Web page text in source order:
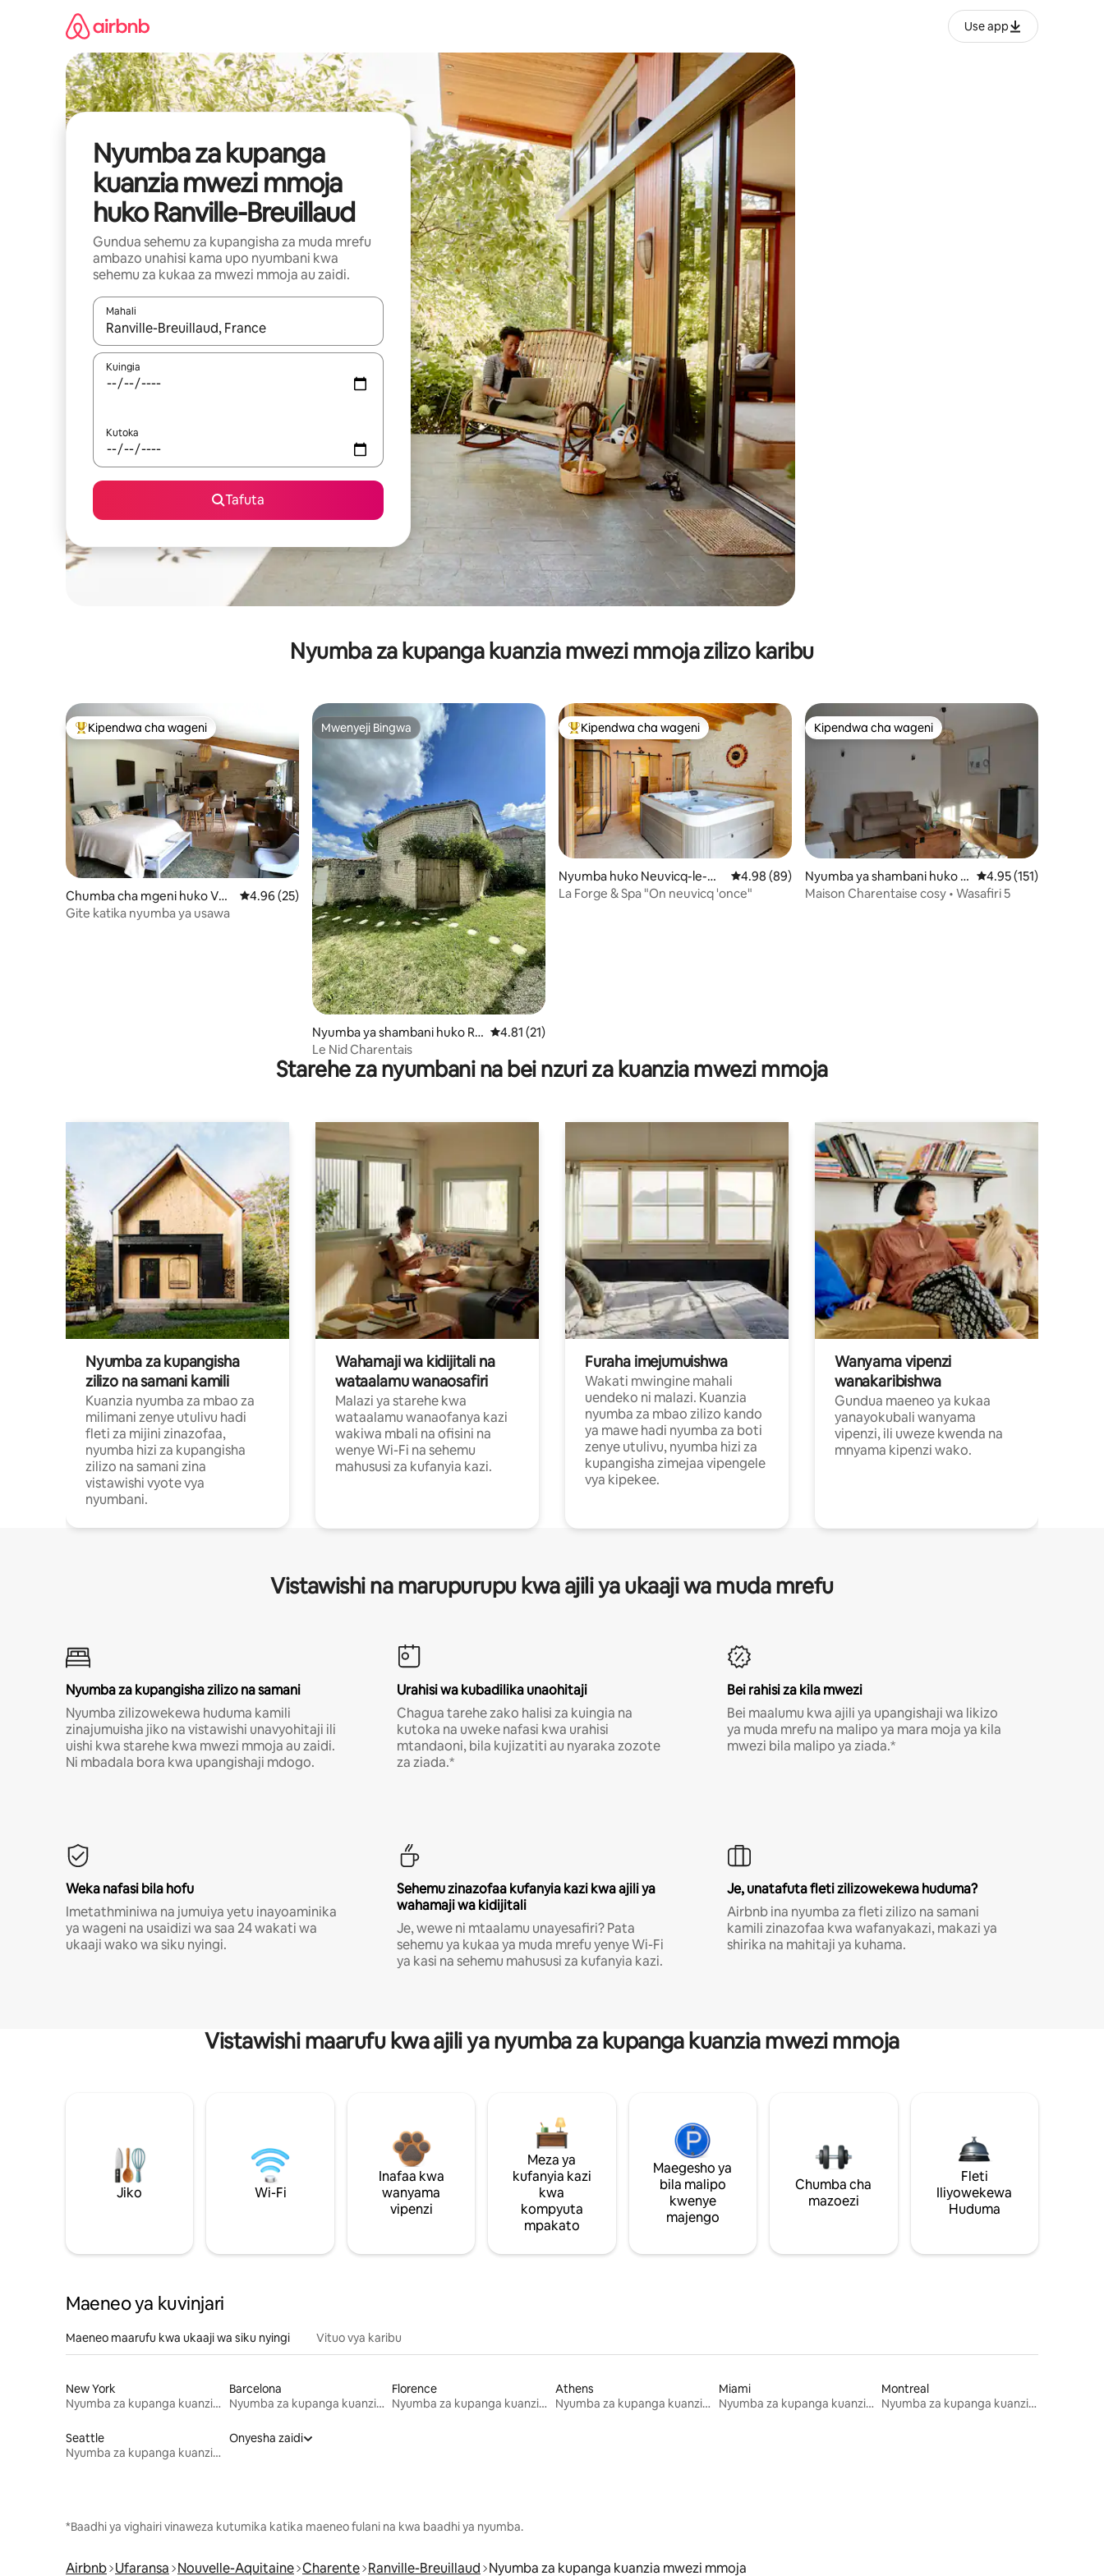
Use app
Nyumba za kupanga
kuanzia mwezi mmoja
huko Ranville-Breuillaud
Gundua sehemu za kupangisha za muda mrefu
ambazo unahisi kama upo nyumbani kwa
sehemu za kukaa za mwezi mmoja au zaidi.
Mahali
Wakati matokeo yanapatikana, vinjari kwa kutumia vitufe vya vishale vya juu na chini au uchunguze kwa kugusa au kutelezesha kidole kwenye ishara.
Kuingia
Kutoka
Tafuta
Nyumba za kupanga kuanzia mwezi mmoja zilizo karibu
Kipendwa maarufu cha wageni
Kipendwa cha wageni
Chumba cha mgeni huko Ver
dille
Ukadiriaji wa wastani wa 4.96 kati ya 5, tathmini 25
4.96 (25)
Gite katika nyumba ya usawa
Mwenyeji Bingwa
Mwenyeji Bingwa
Nyumba ya shambani huko Ro
uillac
Ukadiriaji wa wastani wa 4.81 kati ya 5, tathmini 21
4.81 (21)
Le Nid Charentais
Kipendwa maarufu cha wageni
Kipendwa cha wageni
Nyumba huko Neuvicq-le-Ch
âteau
Ukadiriaji wa wastani wa 4.98 kati ya 5, tathmini 89
4.98 (89)
La Forge & Spa "On neuvicq 'once"
Kipendwa cha wageni
Kipendwa cha wageni
Nyumba ya shambani huko L
ongré
Ukadiriaji wa wastani
4.95 (151)
Maison Charentaise cosy • Wasafiri 5
Starehe za nyumbani na bei nzuri za kuanzia mwezi mmoja
Nyumba za kupangisha
zilizo na samani kamili
Kuanzia nyumba za mbao za
milimani zenye utulivu hadi
fleti za mijini zinazofaa,
nyumba hizi za kupangisha
zilizo na samani zina
vistawishi vyote vya
nyumbani.
Wahamaji wa kidijitali na
wataalamu wanaosafiri
Malazi ya starehe kwa
wataalamu wanaofanya kazi
wakiwa mbali na ofisini na
wenye Wi-Fi na sehemu
mahususi za kufanyia kazi.
Furaha imejumuishwa
Wakati mwingine mahali
uendeko ni malazi. Kuanzia
nyumba za mbao zilizo kando
ya mawe hadi nyumba za boti
zenye utulivu, nyumba hizi za
kupangisha zimejaa vipengele
vya kipekee.
Wanyama vipenzi
wanakaribishwa
Gundua maeneo ya kukaa
yanayokubali wanyama
vipenzi, ili uweze kwenda na
mnyama kipenzi wako.
Vistawishi na marupurupu kwa ajili ya ukaaji wa muda mrefu
Nyumba za kupangisha zilizo na samani
Nyumba zilizowekewa huduma kamili
zinajumuisha jiko na vistawishi unavyohitaji ili
uishi kwa starehe kwa mwezi mmoja au zaidi.
Ni mbadala bora kwa upangishaji mdogo.
Urahisi wa kubadilika unaohitaji
Chagua tarehe zako halisi za kuingia na
kutoka na uweke nafasi kwa urahisi
mtandaoni, bila kujizatiti au nyaraka zozote
za ziada.*
Bei rahisi za kila mwezi
Bei maalumu kwa ajili ya upangishaji wa likizo
ya muda mrefu na malipo ya mara moja ya kila
mwezi bila malipo ya ziada.*
Weka nafasi bila hofu
Imetathminiwa na jumuiya yetu inayoaminika
ya wageni na usaidizi wa saa 24 wakati wa
ukaaji wako wa siku nyingi.
Sehemu zinazofaa kufanyia kazi kwa ajili ya
wahamaji wa kidijitali
Je, wewe ni mtaalamu unayesafiri? Pata
sehemu ya kukaa ya muda mrefu yenye Wi-Fi
ya kasi na sehemu mahususi za kufanyia kazi.
Je, unatafuta fleti zilizowekewa huduma?
Airbnb ina nyumba za fleti zilizo na samani
kamili zinazofaa kwa wafanyakazi, makazi ya
shirika na mahitaji ya kuhama.
Vistawishi maarufu kwa ajili ya nyumba za kupanga kuanzia mwezi mmoja
Jiko Wi-Fi
Inafaa kwa
wanyama
vipenzi
Meza ya
kufanyia kazi
kwa
kompyuta
mpakato
Maegesho ya
bila malipo
kwenye
majengo
Chumba cha
mazoezi
Fleti
Iliyowekewa
Huduma
Maeneo ya kuvinjari
Maeneo maarufu kwa ukaaji wa siku nyingi Vituo vya karibu
New York
Nyumba za kupanga kuanzia mwezi mmoja
Barcelona
Nyumba za kupanga kuanzia mwezi mmoja
Florence
Nyumba za kupanga kuanzia mwezi mmoja
Athens
Nyumba za kupanga kuanzia mwezi mmoja
Miami
Nyumba za kupanga kuanzia mwezi mmoja
Montreal
Nyumba za kupanga kuanzia mwezi mmoja
Seattle
Nyumba za kupanga kuanzia mwezi mmoja
Onyesha zaidi
*Baadhi ya vighairi vinaweza kutumika katika maeneo fulani na kwa baadhi ya nyumba.
Airbnb Ufaransa Nouvelle-Aquitaine Charente Ranville-Breuillaud Nyumba za kupanga kuanzia mwezi mmoja